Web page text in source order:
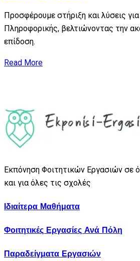
Προσφέρουμε στήριξη και λύσεις
Πληροφορικής, βελτιώνοντας την
επίδοση.
Read More
Εκπόνηση Φοιτητικών Εργασιών σε
και για όλες τις σχολές
Ιδιαίτερα Μαθήματα
Φοιτητικές Εργασίες Ανά Πόλη
Παραδείγματα Εργασιών